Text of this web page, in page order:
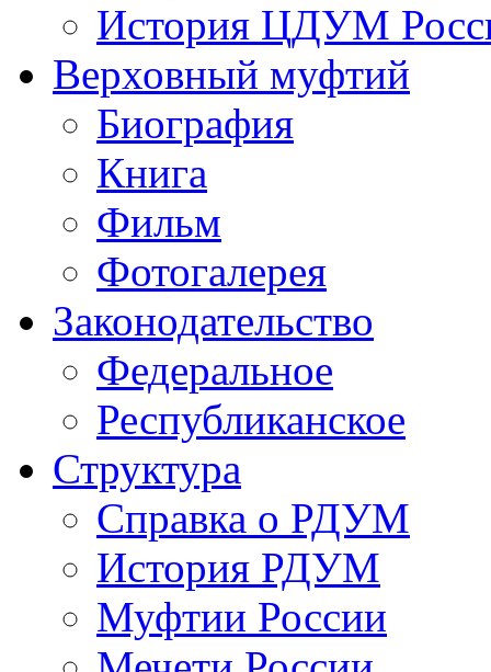
История ЦДУМ
Верховный муфтий
Биография
Книга
Фильм
Фотогалерея
Законодательство
Федеральное
Республиканское
Структура
Справка о РДУМ
История РДУМ
Муфтии России